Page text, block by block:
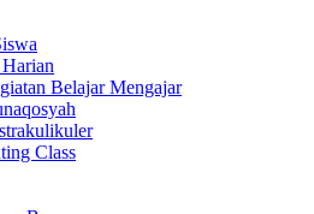
Belajar Mengajar
Class